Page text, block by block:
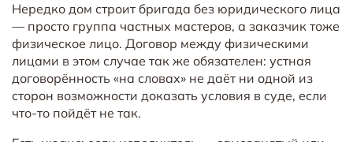
Нередко дом строит бригада без юридического лица
— просто группа частных мастеров, а заказчик тоже
физическое лицо. Договор между физическими
лицами в этом случае так же обязателен: устная
договорённость «на словах» не даёт ни одной из
сторон возможности доказать условия в суде, если
что-то пойдёт не так.